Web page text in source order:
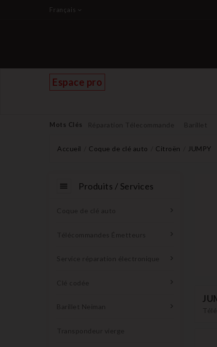
Français
Espace pro
Mots Clés Réparation Télecommande Barillet
Accueil Coque de clé auto Citroën JUMPY
Produits / Services
Coque de clé auto
Télécommandes Émetteurs
Service réparation électronique
Clé codée
Barillet Neiman
Transpondeur vierge